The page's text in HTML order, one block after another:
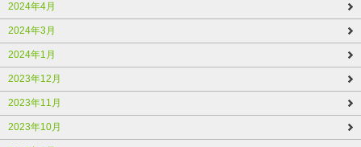
2024年4月
2024年3月
2024年1月
2023年12月
2023年11月
2023年10月